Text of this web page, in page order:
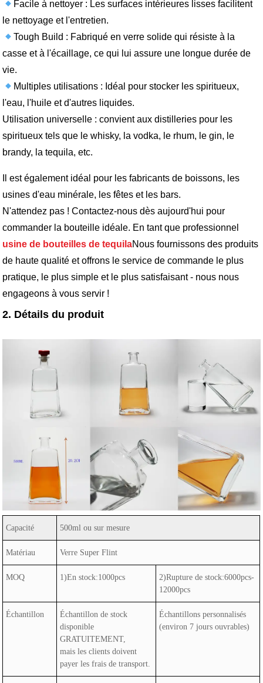
Facile à nettoyer : Les surfaces intérieures lisses facilitent
le nettoyage et l'entretien.
Tough Build : Fabriqué en verre solide qui résiste à la
casse et à l'écaillage, ce qui lui assure une longue durée de
vie.
Multiples utilisations : Idéal pour stocker les spiritueux,
l'eau, l'huile et d'autres liquides.
Utilisation universelle : convient aux distilleries pour les
spiritueux tels que le whisky, la vodka, le rhum, le gin, le
brandy, la tequila, etc.
Il est également idéal pour les fabricants de boissons, les
usines d'eau minérale, les fêtes et les bars.
N'attendez pas ! Contactez-nous dès aujourd'hui pour
commander la bouteille idéale. En tant que professionnel
usine de bouteilles de tequilaNous fournissons des produits
de haute qualité et offrons le service de commande le plus
pratique, le plus simple et le plus satisfaisant - nous nous
engageons à vous servir !
2. Détails du produit
Capacité 500ml ou sur mesure
Matériau Verre Super Flint
MOQ 1)En stock:1000pcs
2)Rupture de stock:6000pcs-
12000pcs
Échantillon
Échantillon de stock
disponible
GRATUITEMENT,
mais les clients doivent
payer les frais de transport.
Échantillons personnalisés
(environ 7 jours ouvrables)